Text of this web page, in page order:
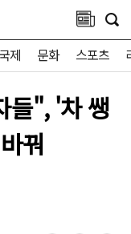
국제 문화 스포츠
들", '차 쌩
꿔